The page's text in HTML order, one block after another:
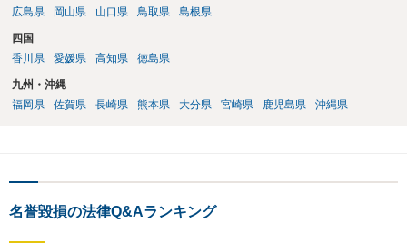
広島県
岡山県 山口県 鳥取県 島根県
四国
香川県
愛媛県 高知県 徳島県
九州・沖縄
福岡県
佐賀県 長崎県 熊本県 大分県 宮崎県 鹿児島県 沖縄県
名誉毀損の法律Q&Aランキング